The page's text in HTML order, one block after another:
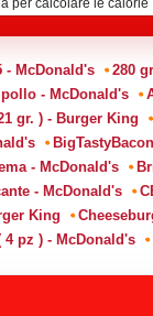
- McDonald's
280
- McDonald's
gr. ) - Burger King
- McDonald's
- McDonald's
King
4 pz ) - McDonald's